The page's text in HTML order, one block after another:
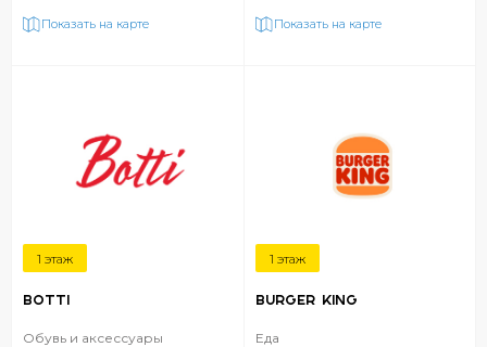
Показать на карте Показать на карте
1 этаж
BOTTI
Обувь и аксессуары
1 этаж
BURGER KING
Еда